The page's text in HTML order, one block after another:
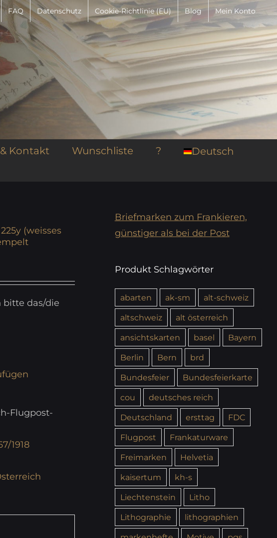
FAQ Datenschutz Cookie-Richtlinie (EU) Blog Mein Konto
Kontakt Wunschliste ? Deutsch
(weisses
bitte das/die
Flugpost-
1918
Briefmarken zum Frankieren,
günstiger als bei der Post
Produkt Schlagwörter
abarten ak-sm
alt-schweiz
altschweiz
alt österreich
ansichtskarten
basel
Bayern
Berlin
Bern
brd
Bundesfeier
Bundesfeierkarte
cou
deutsches reich
Deutschland
ersttag
FDC
Flugpost
Frankaturware
Freimarken
Helvetia
kaisertum
kh-s
Liechtenstein
Litho
Lithographie
lithographien